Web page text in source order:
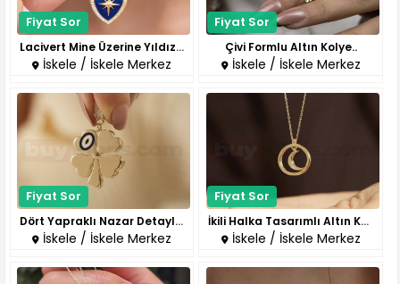
Fiyat Sor
Lacivert Mine Üzerine Yıldız M..
İskele / İskele Merkez
Fiyat Sor
Çivi Formlu Altın Kolye..
İskele / İskele Merkez
Fiyat Sor
Dört Yapraklı Nazar Detaylı Al..
İskele / İskele Merkez
Fiyat Sor
İkili Halka Tasarımlı Altın Ko..
İskele / İskele Merkez